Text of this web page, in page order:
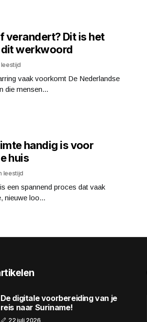
verandert? Dit is het
werkwoord
leestijd
vaak voorkomt De Nederlandse
die mensen...
handig is voor
huis
leestijd
een spannend proces dat vaak
nieuwe loo...
De digitale voorbereiding van je
reis naar Suriname!
22 juli 2026